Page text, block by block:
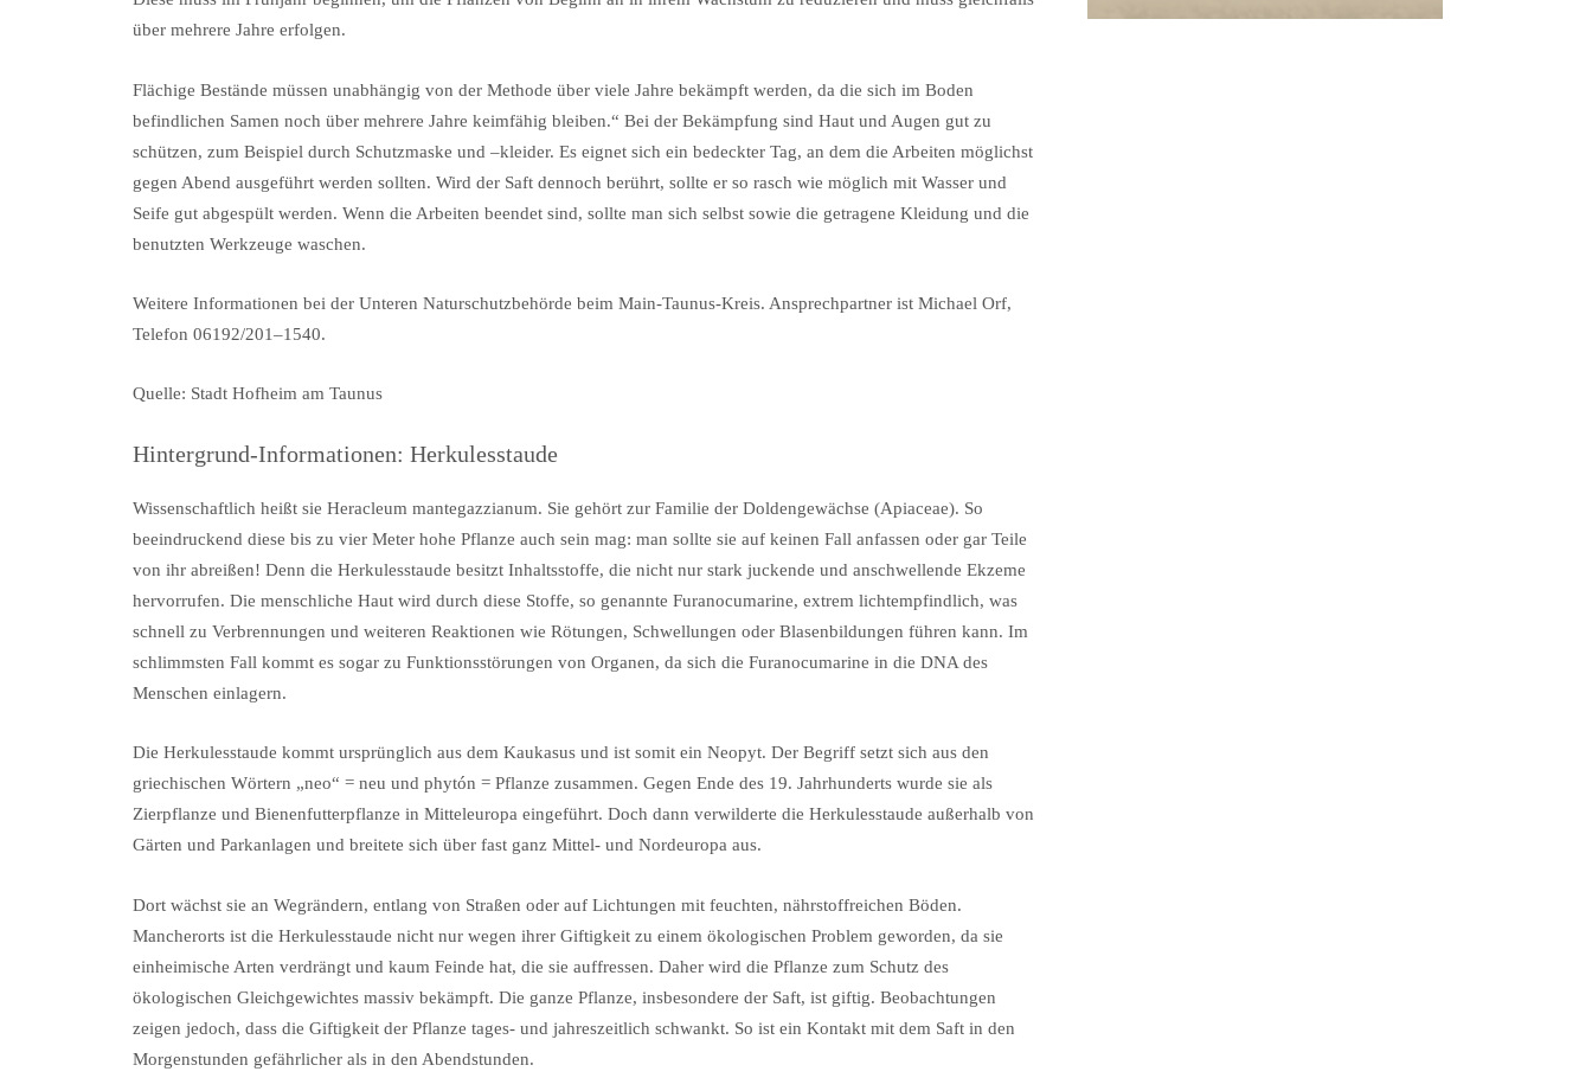
über mehrere Jahre erfolgen.
Flächige Bestände müssen unabhängig von der Methode über viele Jahre bekämpft werden, da die sich im Boden
befindlichen Samen noch über mehrere Jahre keimfähig bleiben.“ Bei der Bekämpfung sind Haut und Augen gut zu
schützen, zum Beispiel durch Schutzmaske und –kleider. Es eignet sich ein bedeckter Tag, an dem die Arbeiten möglichst
gegen Abend ausgeführt werden sollten. Wird der Saft dennoch berührt, sollte er so rasch wie möglich mit Wasser und
Seife gut abgespült werden. Wenn die Arbeiten beendet sind, sollte man sich selbst sowie die getragene Kleidung und die
benutzten Werkzeuge waschen.
Weitere Informationen bei der Unteren Naturschutzbehörde beim Main-Taunus-Kreis. Ansprechpartner ist Michael Orf,
Telefon 06192/201–1540.
Quelle: Stadt Hofheim am Taunus
Hintergrund-Informationen: Herkulesstaude
Wissenschaftlich heißt sie Heracleum mantegazzianum. Sie gehört zur Familie der Doldengewächse (Apiaceae). So
beeindruckend diese bis zu vier Meter hohe Pflanze auch sein mag: man sollte sie auf keinen Fall anfassen oder gar Teile
von ihr abreißen! Denn die Herkulesstaude besitzt Inhaltsstoffe, die nicht nur stark juckende und anschwellende Ekzeme
hervorrufen. Die menschliche Haut wird durch diese Stoffe, so genannte Furanocumarine, extrem lichtempfindlich, was
schnell zu Verbrennungen und weiteren Reaktionen wie Rötungen, Schwellungen oder Blasenbildungen führen kann. Im
schlimmsten Fall kommt es sogar zu Funktionsstörungen von Organen, da sich die Furanocumarine in die DNA des
Menschen einlagern.
Die Herkulesstaude kommt ursprünglich aus dem Kaukasus und ist somit ein Neopyt. Der Begriff setzt sich aus den
griechischen Wörtern „neo“ = neu und phytón = Pflanze zusammen. Gegen Ende des 19. Jahrhunderts wurde sie als
Zierpflanze und Bienenfutterpflanze in Mitteleuropa eingeführt. Doch dann verwilderte die Herkulesstaude außerhalb von
Gärten und Parkanlagen und breitete sich über fast ganz Mittel- und Nordeuropa aus.
Dort wächst sie an Wegrändern, entlang von Straßen oder auf Lichtungen mit feuchten, nährstoffreichen Böden.
Mancherorts ist die Herkulesstaude nicht nur wegen ihrer Giftigkeit zu einem ökologischen Problem geworden, da sie
einheimische Arten verdrängt und kaum Feinde hat, die sie auffressen. Daher wird die Pflanze zum Schutz des
ökologischen Gleichgewichtes massiv bekämpft. Die ganze Pflanze, insbesondere der Saft, ist giftig. Beobachtungen
zeigen jedoch, dass die Giftigkeit der Pflanze tages- und jahreszeitlich schwankt. So ist ein Kontakt mit dem Saft in den
Morgenstunden gefährlicher als in den Abendstunden.